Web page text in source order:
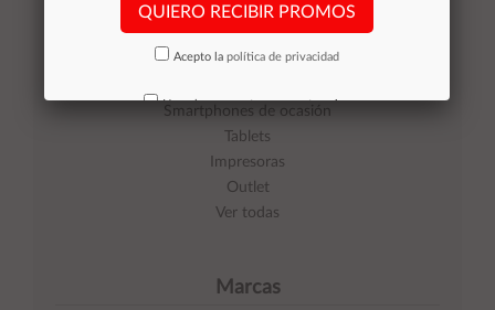
Smartphones de ocasión
Tablets
Impresoras
Outlet
Ver todas
Marcas
QUIERO RECIBIR PROMOS
Acepto la política de privacidad
No volver a mostrar mas este aviso